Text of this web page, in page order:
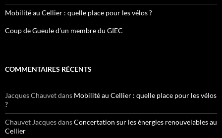
Mobilité au Cellier : quelle place pour les vélos ?
Coup de Gueule d’un membre du GIEC
COMMENTAIRES RÉCENTS
Jacques Chauvetdans Mobilité au Cellier : quelle place pour les vélos
?
Chauvet JacquesdansConcertation sur les énergies renouvelables au
Cellier